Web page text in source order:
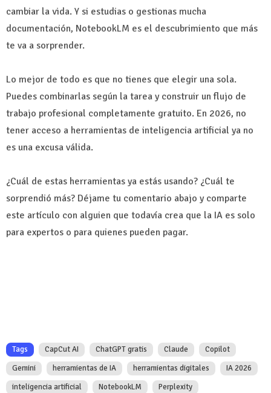
cambiar la vida. Y si estudias o gestionas mucha
documentación, NotebookLM es el descubrimiento que más
te va a sorprender.
Lo mejor de todo es que no tienes que elegir una sola.
Puedes combinarlas según la tarea y construir un flujo de
trabajo profesional completamente gratuito. En 2026, no
tener acceso a herramientas de inteligencia artificial ya no
es una excusa válida.
¿Cuál de estas herramientas ya estás usando? ¿Cuál te
sorprendió más? Déjame tu comentario abajo y comparte
este artículo con alguien que todavía crea que la IA es solo
para expertos o para quienes pueden pagar.
Tags CapCut AI ChatGPT gratis Claude
Copilot
Gemini
herramientas de IA herramientas digitales
IA 2026
inteligencia artificial
NotebookLM
Perplexity